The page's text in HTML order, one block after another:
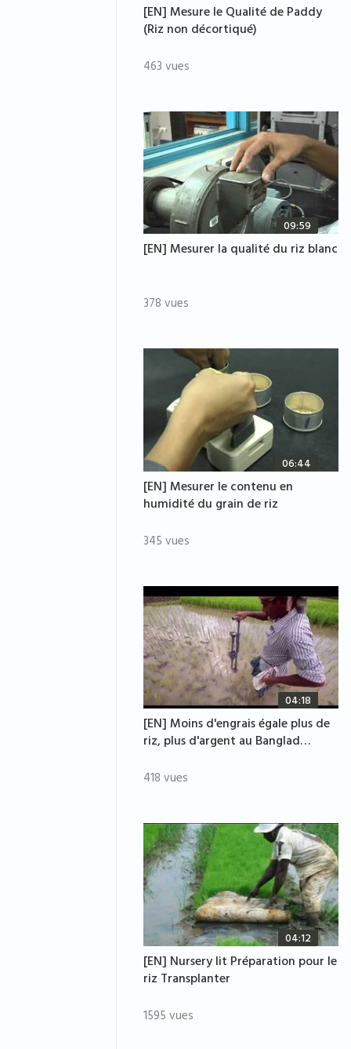
[EN] Mesure le Qualité de Paddy
(Riz non décortiqué)
463 vues
09:59
[EN] Mesurer la qualité du riz blanc
378 vues
06:44
[EN] Mesurer le contenu en
humidité du grain de riz
345 vues
04:18
[EN] Moins d'engrais égale plus de
riz, plus d'argent au Banglad…
418 vues
04:12
[EN] Nursery lit Préparation pour le
riz Transplanter
1595 vues